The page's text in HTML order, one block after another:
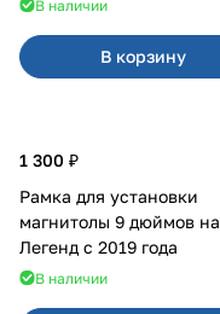
В наличии
В корзину
1 300 ₽
Рамка для установки
магнитолы 9 дюймов на нива
Легенд с 2019 года
В наличии